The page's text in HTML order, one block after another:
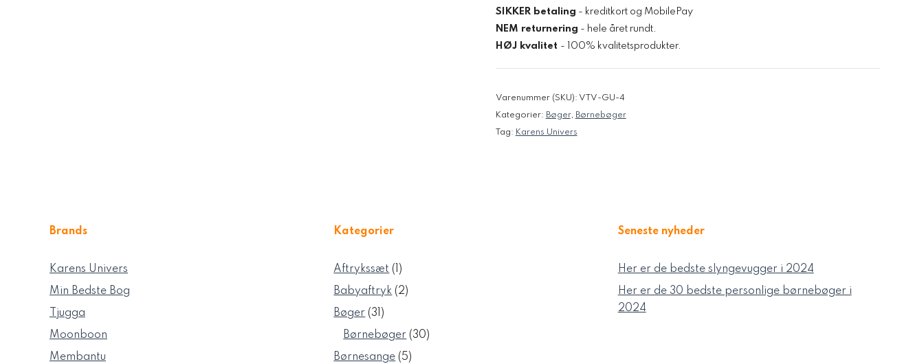
SIKKER betaling - kreditkort og MobilePay
NEM returnering - hele året rundt.
HØJ kvalitet - 100% kvalitetsprodukter.
Varenummer (SKU): VTV-GU-4
Kategorier: Bøger, Børnebøger
Tag: Karens Univers
Brands
Karens Univers
Min Bedste Bog
Tjugga
Moonboon
Membantu
Kategorier
Aftrykssæt
1
vare
Babyaftryk 22
Bøger 31 31
Børnebøger 3030
Børnesange 55
Seneste nyheder
Her er de bedste slyngevugger i 2024
Her er de 30 bedste personlige børnebøger i
2024